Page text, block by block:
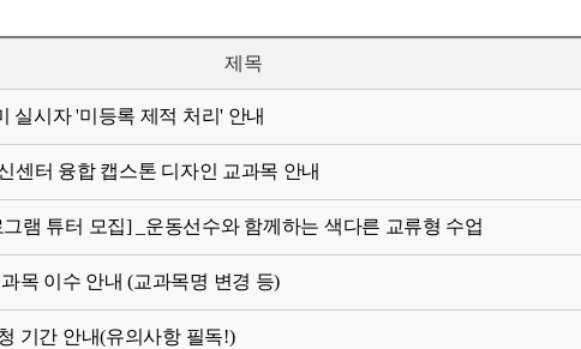
제목
실시자 '미등록 제적 처리' 안내
센터 융합 캡스톤 디자인 교과목 안내
램 튜터 모집] _운동선수와 함께하는 색다른 교류형 수업
목 이수 안내 (교과목명 변경 등)
기간 안내(유의사항 필독!)